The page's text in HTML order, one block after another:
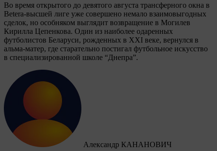
Во время открытого до девятого августа трансферного окна в
Betera-высшей лиге уже совершено немало взаимовыгодных
сделок, но особняком выглядит возвращение в Могилев
Кирилла Цепенкова. Один из наиболее одаренных
футболистов Беларуси, рожденных в XXI веке, вернулся в
альма-матер, где старательно постигал футбольное искусство
в специализированной школе “Днепра”.
Александр КАНАНОВИЧ